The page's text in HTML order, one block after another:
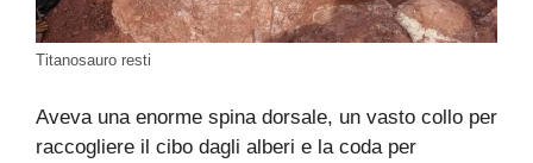
Titanosauro resti
Aveva una enorme spina dorsale, un vasto collo per
raccogliere il cibo dagli alberi e la coda per